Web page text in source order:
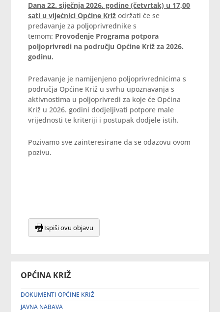
OPĆINA KRIŽ
DOKUMENTI OPĆINE KRIŽ
JAVNA NABAVA
Dana 22. siječnja 2026. godine (četvrtak) u 17,00
sati u vijećnici Općine Križ održati će se
predavanje za poljoprivrednike s
temom: Provođenje Programa potpora
poljoprivredi na području Općine Križ za 2026.
godinu.
Predavanje je namijenjeno poljoprivrednicima s
područja Općine Križ u svrhu upoznavanja s
aktivnostima u poljoprivredi za koje će Općina
Križ u 2026. godini dodjeljivati potpore male
vrijednosti te kriteriji i postupak dodjele istih.
Pozivamo sve zainteresirane da se odazovu ovom
pozivu.
Ispiši ovu objavu